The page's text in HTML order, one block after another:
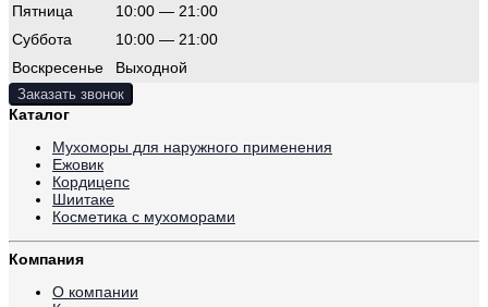
Пятница
10:00 — 21:00
Суббота
10:00 — 21:00
Воскресенье
Выходной
Заказать звонок
Каталог
Мухоморы для наружного применения
Ежовик
Кордицепс
Шиитаке
Косметика с мухоморами
Компания
О компании